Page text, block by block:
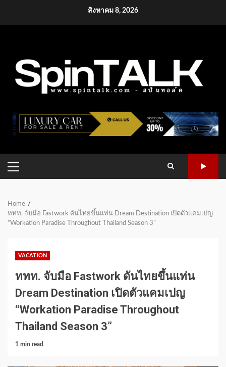
สิงหาคม 8, 2026
PRIMARY
MENU
Home
ททท. จับมือ Fastwork ดันไทยขึ้นแท่น Dream Destination เปิดตัวแคมเปญ
“Workation Paradise Throughout Thailand Season 3”
VACATION
ททท. จับมือ Fastwork ดันไทยขึ้นแท่น
Dream Destination เปิดตัวแคมเปญ
“Workation Paradise Throughout
Thailand Season 3”
1 min read